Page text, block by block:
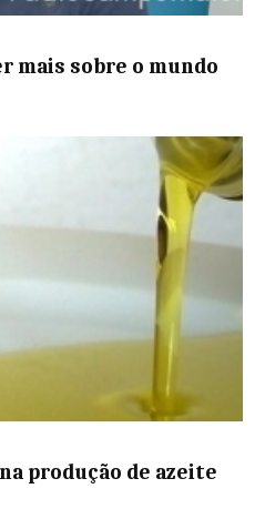
mais sobre o mundo
produção de azeite